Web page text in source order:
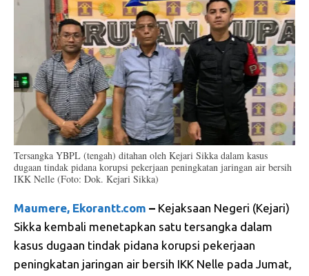
Tersangka YBPL (tengah) ditahan oleh Kejari Sikka dalam kasus
dugaan tindak pidana korupsi pekerjaan peningkatan jaringan air bersih
IKK Nelle (Foto: Dok. Kejari Sikka)
Maumere, Ekorantt.com – Kejaksaan Negeri (Kejari)
Sikka kembali menetapkan satu tersangka dalam
kasus dugaan tindak pidana korupsi pekerjaan
peningkatan jaringan air bersih IKK Nelle pada Jumat,